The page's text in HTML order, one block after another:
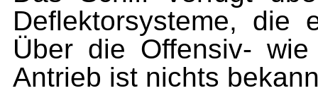
Deflektorsysteme, die
Über die Offensiv-
Antrieb ist nichts